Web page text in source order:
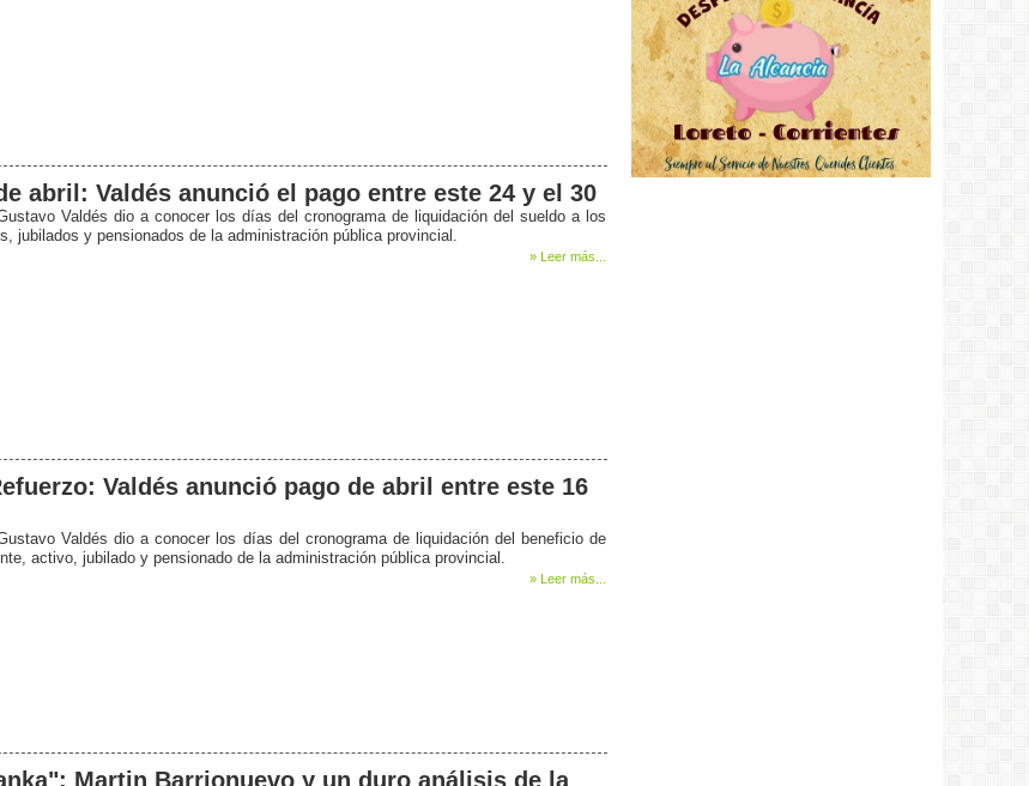
abril: Valdés anunció el pago entre este 24 y el 30
Valdés dio a conocer los días del cronograma de liquidación del sueldo a los
jubilados y pensionados de la administración pública provincial.
» Leer más...
Valdés anunció pago de abril entre este 16
Valdés dio a conocer los días del cronograma de liquidación del beneficio de
activo, jubilado y pensionado de la administración pública provincial.
» Leer más...
Martin Barrionuevo y un duro análisis de la